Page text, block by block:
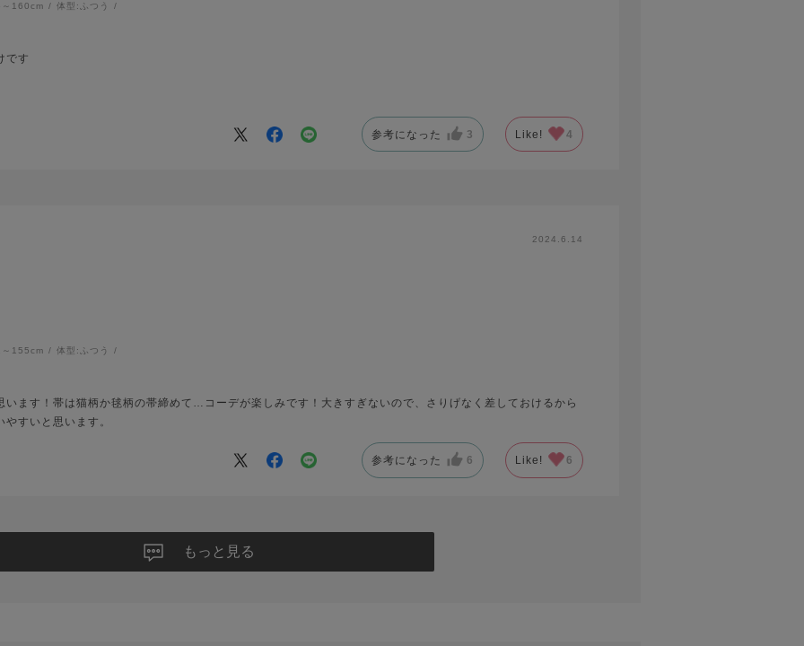
160cm 体型: ふつう
です
参考になった 3 Like! 4
2024.6.14
155cm 体型:ふつう
います！帯は猫柄か毬柄の帯締めて…コーデが楽しみです！大きすぎないので、さりげなく差しておけるから
すいと思います。
参考になった 6 Like! 6
もっと見る